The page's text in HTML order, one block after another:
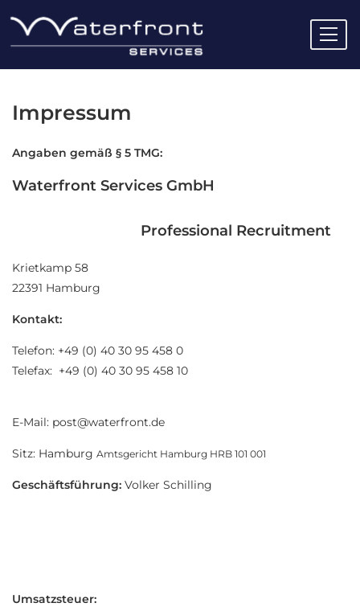
Über Waterfront
Für Bewerber
Für Unternehmen
Stellenangebote Open
Services
Impressum
Angaben gemäß § 5 TMG:
Waterfront Services GmbH
Professional Recruitment
Krietkamp 58
22391 Hamburg
Kontakt:
Telefon: +49 (0) 40 30 95 458 0
Telefax: +49 (0) 40 30 95 458 10
E-Mail: post@waterfront.de
Sitz: Hamburg Amtsgericht Hamburg HRB 101 001
Geschäftsführung: Volker Schilling
Umsatzsteuer: